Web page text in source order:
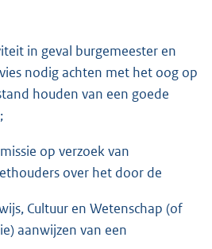
in geval burgemeester en
nodig achten met het oog op
houden van een goede
op verzoek van
over het door de
Cultuur en Wetenschap (of
aanwijzen van een